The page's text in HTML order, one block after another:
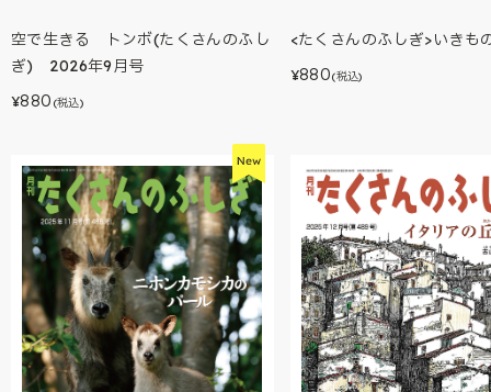
空で生きる トンボ(たくさんのふし
ぎ) 2026年9月号
¥880 (税込)
<たくさんのふしぎ>いきも
¥880(税込)